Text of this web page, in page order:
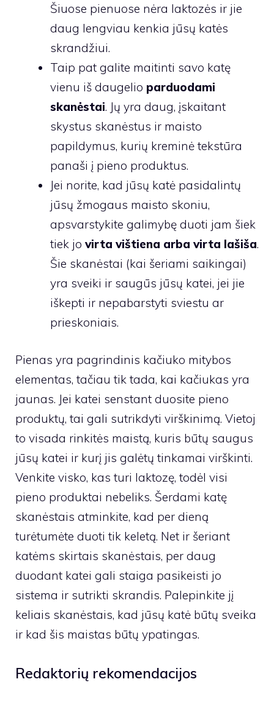
Šiuose pienuose nėra laktozės ir jie
daug lengviau kenkia jūsų katės
skrandžiui.
Taip pat galite maitinti savo katę
vienu iš daugelio parduodami
skanėstai. Jų yra daug, įskaitant
skystus skanėstus ir maisto
papildymus, kurių kreminė tekstūra
panaši į pieno produktus.
Jei norite, kad jūsų katė pasidalintų
jūsų žmogaus maisto skoniu,
apsvarstykite galimybę duoti jam šiek
tiek jo virta vištiena arba virta lašiša.
Šie skanėstai (kai šeriami saikingai)
yra sveiki ir saugūs jūsų katei, jei jie
iškepti ir nepabarstyti sviestu ar
prieskoniais.
Pienas yra pagrindinis kačiuko mitybos
elementas, tačiau tik tada, kai kačiukas yra
jaunas. Jei katei senstant duosite pieno
produktų, tai gali sutrikdyti virškinimą. Vietoj
to visada rinkitės maistą, kuris būtų saugus
jūsų katei ir kurį jis galėtų tinkamai virškinti.
Venkite visko, kas turi laktozę, todėl visi
pieno produktai nebeliks. Šerdami katę
skanėstais atminkite, kad per dieną
turėtumėte duoti tik keletą. Net ir šeriant
katėms skirtais skanėstais, per daug
duodant katei gali staiga pasikeisti jo
sistema ir sutrikti skrandis. Palepinkite jį
keliais skanėstais, kad jūsų katė būtų sveika
ir kad šis maistas būtų ypatingas.
Redaktorių rekomendacijos